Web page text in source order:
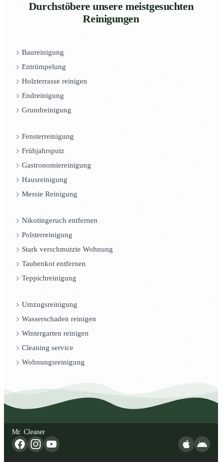
Durchstöbere unsere meistgesuchten
Reinigungen
Baureinigung
Entrümpelung
Holzterrasse reinigen
Endreinigung
Grundreinigung
Fensterreinigung
Frühjahrsputz
Gastronomiereinigung
Hausreinigung
Messie Reinigung
Nikotingeruch entfernen
Polsterreinigung
Stark verschmutzte Wohnung
Taubenkot entfernen
Teppichreinigung
Umzugsreinigung
Wasserschaden reinigen
Wintergarten reinigen
Cleaning service
Wohnungsreinigung
Mr. Cleaner